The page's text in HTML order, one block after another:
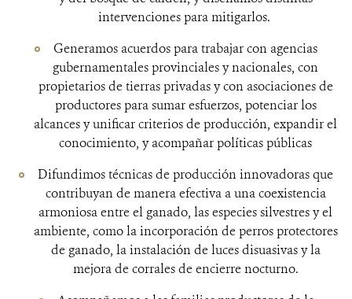
intervenciones para mitigarlos.
Generamos acuerdos para trabajar con agencias
gubernamentales provinciales y nacionales, con
propietarios de tierras privadas y con asociaciones de
productores para sumar esfuerzos, potenciar los
alcances y unificar criterios de producción, expandir el
conocimiento, y acompañar políticas públicas
Difundimos técnicas de producción innovadoras que
contribuyan de manera efectiva a una coexistencia
armoniosa entre el ganado, las especies silvestres y el
ambiente, como la incorporación de perros protectores
de ganado, la instalación de luces disuasivas y la
mejora de corrales de encierre nocturno.